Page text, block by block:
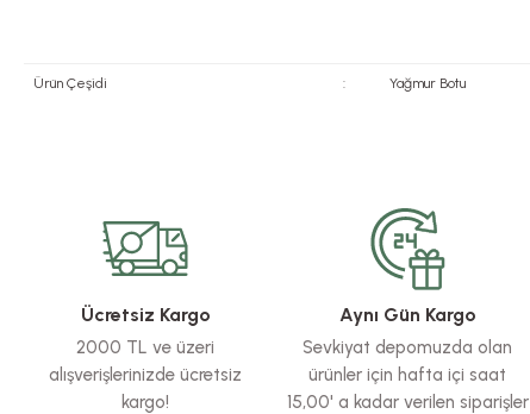
Ürün Çeşidi : Yağmur Botu
Ürün resmi kalitesiz, bozuk veya görüntülenemiyor.
Ürün açıklamasında eksik bilgiler bulunuyor.
Ürün bilgilerinde hatalar bulunuyor.
Ürün fiyatı diğer sitelerden daha pahalı.
Bu ürüne benzer farklı alternatifler olmalı.
Ücretsiz Kargo
2000 TL ve üzeri
alışverişlerinizde ücretsiz
kargo!
Aynı Gün Kargo
Sevkiyat depomuzda olan
ürünler için hafta içi saat
15,00' a kadar verilen siparişler